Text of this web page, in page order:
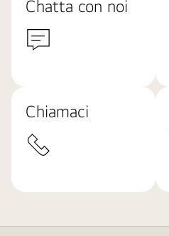
Chatta con noi
Chiamaci